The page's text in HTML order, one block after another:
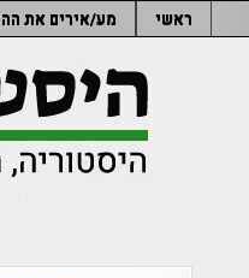
to
ראשי מע/אירים את